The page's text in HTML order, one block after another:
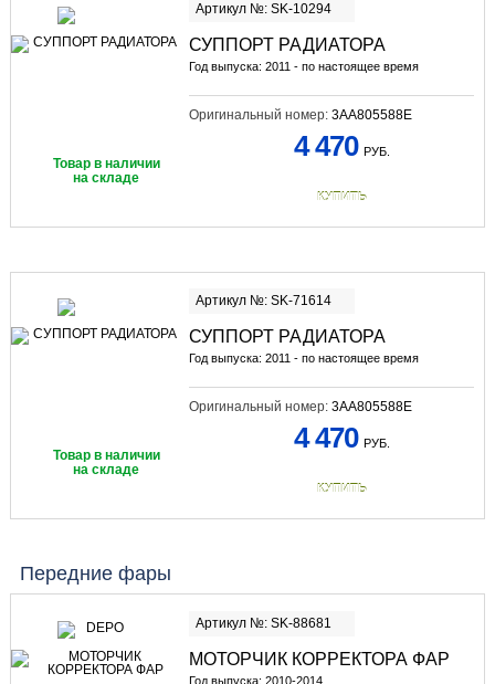
Артикул №: SK-10294
СУППОРТ РАДИАТОРА
Год выпуска: 2011 - по настоящее время
Оригинальный номер: 3AA805588E
Товар в наличии
на складе
4 470 РУБ.
КУПИТЬ
Артикул №: SK-71614
СУППОРТ РАДИАТОРА
Год выпуска: 2011 - по настоящее время
Оригинальный номер: 3AA805588E
Товар в наличии
на складе
4 470 РУБ.
КУПИТЬ
Передние фары
Артикул №: SK-88681
МОТОРЧИК КОРРЕКТОРА ФАР
Год выпуска: 2010-2014